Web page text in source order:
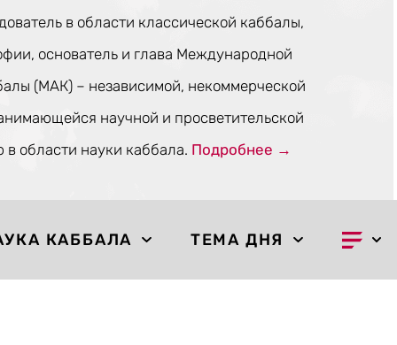
в области классической каббалы,
основатель и глава Международной
(МАК) – независимой, некоммерческой
научной и просветительской
в области науки каббала. Подробнее →
КАББАЛА ТЕМА ДНЯ